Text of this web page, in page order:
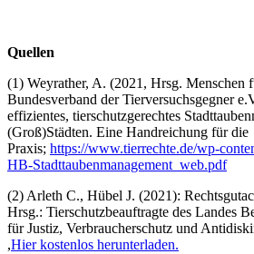
Quellen
(1) Weyrather, A. (2021, Hrsg. Menschen
Bundesverband der Tierversuchsgegner
effizientes, tierschutzgerechtes
(Groß)Städten. Eine Handreichung für die
Praxis; https://www.tierrechte.de/wp-
HB-Stadttaubenmanagement_web.pdf
(2) Arleth C., Hübel J. (2021):
Hrsg.: Tierschutzbeauftragte des Landes
für Justiz, Verbraucherschutz und
,Hier kostenlos herunterladen.